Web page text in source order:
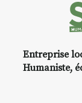
Entreprise
Humaniste,